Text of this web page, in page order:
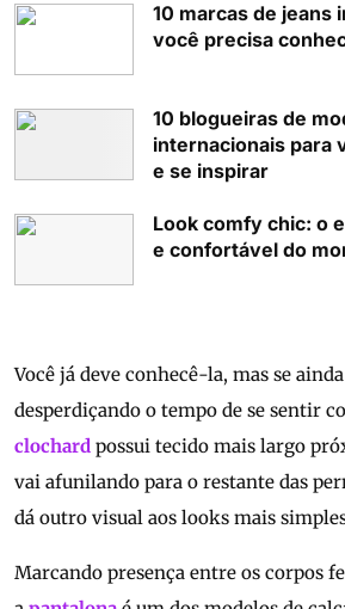
10 marcas de jeans
você precisa
10 blogueiras de
internacionais para
e se inspirar
Look comfy chic: o
e confortável do
Você já deve conhecê-la, mas se
desperdiçando o tempo de se sentir
clochard possui tecido mais largo
vai afunilando para o restante das
dá outro visual aos looks mais
Marcando presença entre os corpos